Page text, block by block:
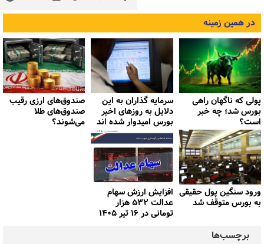
در همین زمینه
پولی که ناگهان راهی
بورس شد؛ چه خبر
است؟
سرمایه گذاران به این
دلایل به روزهای اخیر
بورس امیدوار شده اند
صندوق‌های ارزی رقیب
صندوق‌های طلا
می‌شوند؟
ورود سنگین پول حقیقی
به بورس متوقف شد
افزایش ارزش سهام
عدالت ۵۳۲ هزار
تومانی در ۱۶ تیر ۱۴۰۵
برچسب‌ها